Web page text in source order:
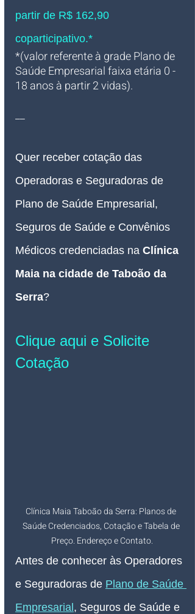
partir de R$ 162,90
coparticipativo.*
*(valor referente à grade Plano de
Saúde Empresarial faixa etária 0 -
18 anos à partir 2 vidas).
__
Quer receber cotação das
Operadoras e Seguradoras de
Plano de Saúde Empresarial,
Seguros de Saúde e Convênios
Médicos credenciadas na Clínica
Maia na cidade de Taboão da
Serra?
Clique aqui e Solicite
Cotação
Clínica Maia Taboão da Serra: Planos de
Saúde Credenciados, Cotação e Tabela de
Preço. Endereço e Contato.
Antes de conhecer às Operadores
e Seguradoras de Plano de Saúde
Empresarial, Seguros de Saúde e